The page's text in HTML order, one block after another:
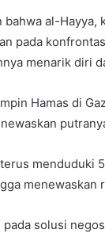
al-Hayya,
pada
menarik diri
Hamas di
menduduki
menewaskan
solusi